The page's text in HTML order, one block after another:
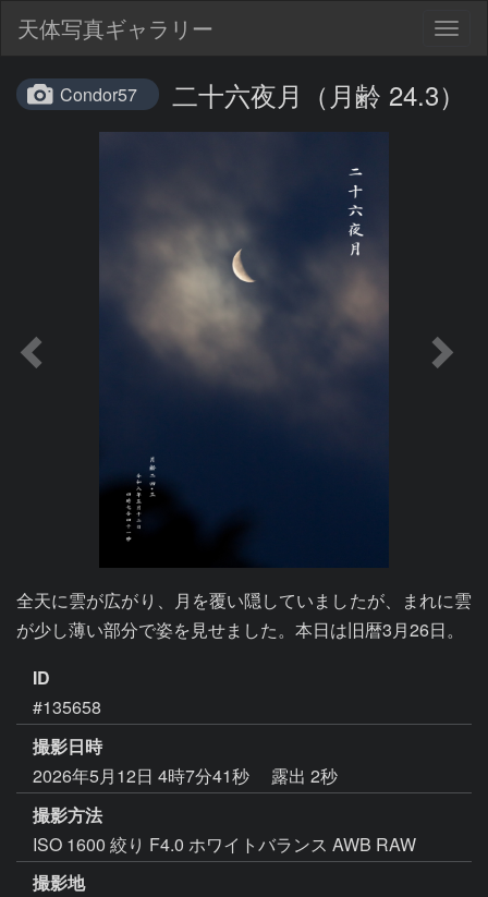
天体写真ギャラリー
Condor57 二十六夜月（月齢 24.3）
全天に雲が広がり、月を覆い隠していましたが、まれに雲
が少し薄い部分で姿を見せました。本日は旧暦3月26日。
ID
#135658
撮影日時
2026年5月12日 4時7分41秒
露出 2秒
撮影方法
ISO 1600 絞り F4.0 ホワイトバランス AWB RAW
撮影地